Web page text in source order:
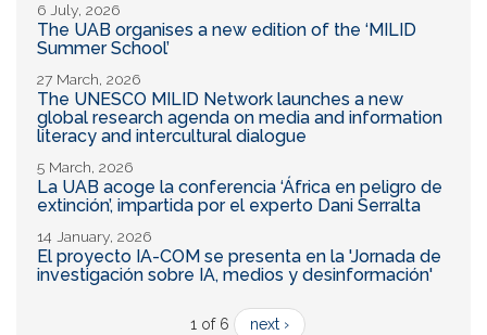
6 July, 2026
The UAB organises a new edition of the ‘MILID
Summer School’
27 March, 2026
The UNESCO MILID Network launches a new
global research agenda on media and information
literacy and intercultural dialogue
5 March, 2026
La UAB acoge la conferencia ‘África en peligro de
extinción’, impartida por el experto Dani Serralta
14 January, 2026
El proyecto IA-COM se presenta en la 'Jornada de
investigación sobre IA, medios y desinformación'
1 of 6 next ›